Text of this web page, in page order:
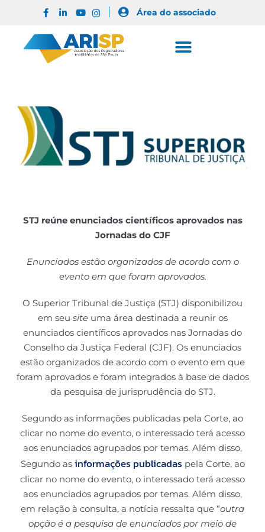
Área do associado
STJ reúne enunciados científicos aprovados nas
Jornadas do CJF
Enunciados estão organizados de acordo com o
evento em que foram aprovados.
O Superior Tribunal de Justiça (STJ) disponibilizou
em seu siteuma área destinada a reunir os
enunciados científicos aprovados nas Jornadas do
Conselho da Justiça Federal (CJF). Os enunciados
estão organizados de acordo com o evento em que
foram aprovados e foram integrados à base de dados
da pesquisa de jurisprudência do STJ.
Segundo as informações publicadas pela Corte, ao
clicar no nome do evento, o interessado terá acesso
aos enunciados agrupados por temas. Além disso,
Segundo as informações publicadas pela Corte, ao
clicar no nome do evento, o interessado terá acesso
aos enunciados agrupados por temas. Além disso,
em relação à consulta, a notícia ressalta que “outra
opção é a pesquisa de enunciados por meio de